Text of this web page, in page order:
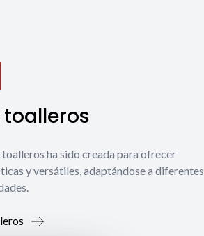
toalleros
toalleros ha sido creada para ofrecer
y versátiles, adaptándose a diferentes